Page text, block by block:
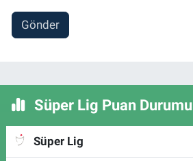
Gönder
Süper Lig Puan Durumu
Süper Lig